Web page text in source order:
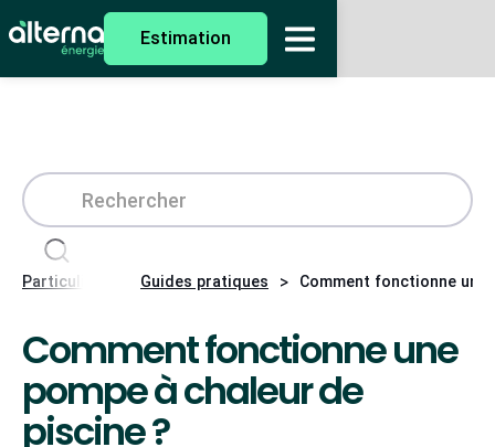
Estimation
Particuliers Guides pratiques > Comment fonctionne une
Comment fonctionne une
pompe à chaleur de
piscine ?